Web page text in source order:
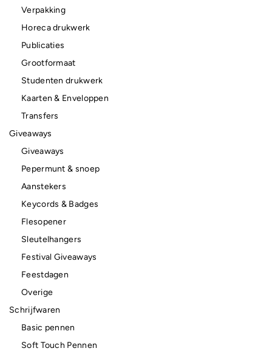
Verpakking
Horeca drukwerk
Publicaties
Grootformaat
Studenten drukwerk
Kaarten & Enveloppen
Transfers
Giveaways
Giveaways
Pepermunt & snoep
Aanstekers
Keycords & Badges
Flesopener
Sleutelhangers
Festival Giveaways
Feestdagen
Overige
Schrijfwaren
Basic pennen
Soft Touch Pennen